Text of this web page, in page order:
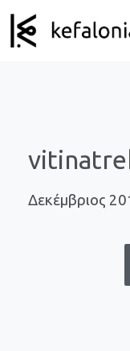
Δεκέμβριος